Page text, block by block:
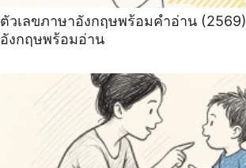
ตัวเลขภาษาอังกฤษพร้อมคำอ่าน (2569)
อังกฤษพร้อมอ่าน